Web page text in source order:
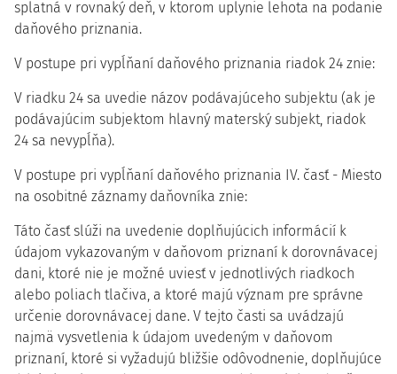
splatná v rovnaký deň, v ktorom uplynie lehota na podanie
daňového priznania.
V postupe pri vypĺňaní daňového priznania riadok 24 znie:
V riadku 24 sa uvedie názov podávajúceho subjektu (ak je
podávajúcim subjektom hlavný materský subjekt, riadok
24 sa nevypĺňa).
V postupe pri vypĺňaní daňového priznania IV. časť - Miesto
na osobitné záznamy daňovníka znie:
Táto časť slúži na uvedenie doplňujúcich informácií k
údajom vykazovaným v daňovom priznaní k dorovnávacej
dani, ktoré nie je možné uviesť v jednotlivých riadkoch
alebo poliach tlačiva, a ktoré majú význam pre správne
určenie dorovnávacej dane. V tejto časti sa uvádzajú
najmä vysvetlenia k údajom uvedeným v daňovom
priznaní, ktoré si vyžadujú bližšie odôvodnenie, doplňujúce